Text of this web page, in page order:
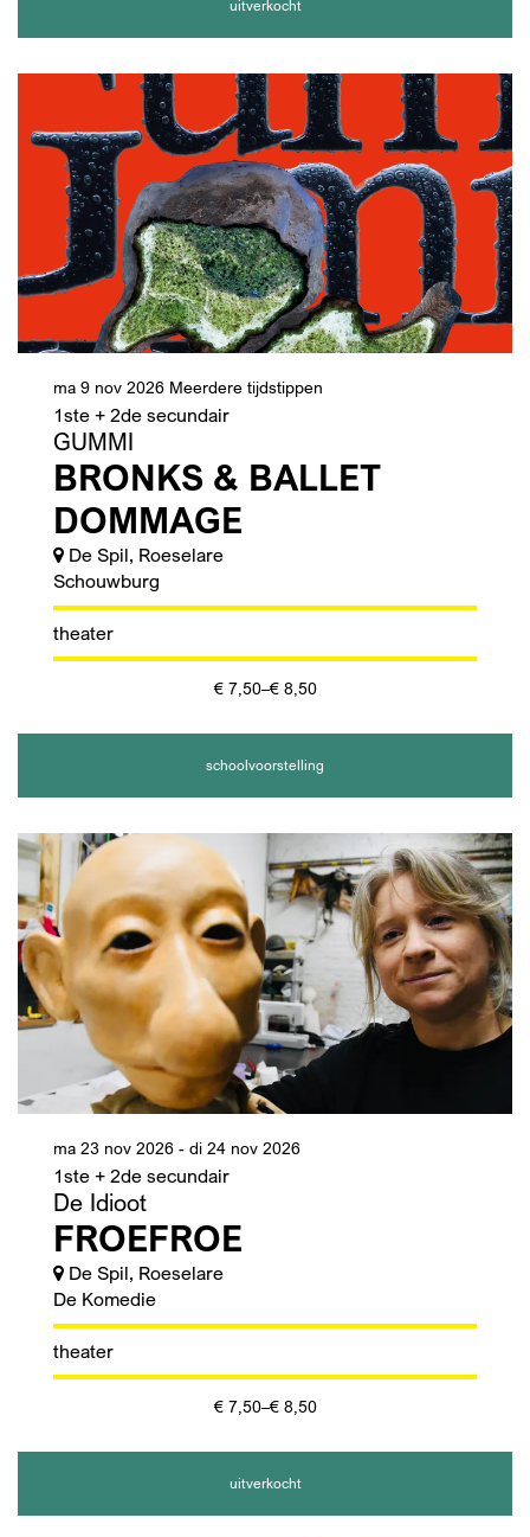
uitverkocht
GUMMI
BRONKS & BALLET
DOMMAGE
1ste + 2de secundair
ma 9 nov 2026 Meerdere tijdstippen
De Spil, Roeselare
Schouwburg
theater
€ 7,50–€ 8,50
schoolvoorstelling
De Idioot
FROEFROE
1ste + 2de secundair
ma 23 nov 2026 - di 24 nov 2026
De Spil, Roeselare
De Komedie
theater
€ 7,50–€ 8,50
uitverkocht